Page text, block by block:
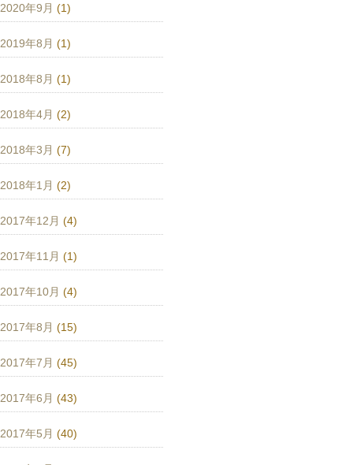
2020年9月 (1)
2019年8月 (1)
2018年8月 (1)
2018年4月 (2)
2018年3月 (7)
2018年1月 (2)
2017年12月 (4)
2017年11月 (1)
2017年10月 (4)
2017年8月 (15)
2017年7月 (45)
2017年6月 (43)
2017年5月 (40)